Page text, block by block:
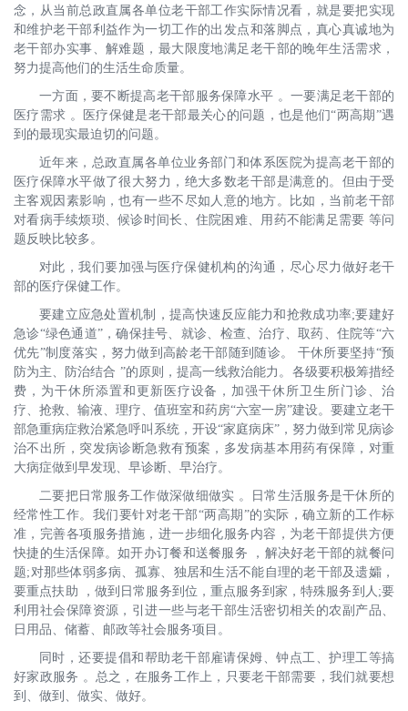
念，从当前总政直属各单位老干部工作实际情况看，就是要把实现
和维护老干部利益作为一切工作的出发点和落脚点，真心真诚地为
老干部办实事、解难题，最大限度地满足老干部的晚年生活需求，
努力提高他们的生活生命质量。
一方面，要不断提高老干部服务保障水平 。一要满足老干部的
医疗需求 。医疗保健是老干部最关心的问题，也是他们“两高期”遇
到的最现实最迫切的问题。
近年来，总政直属各单位业务部门和体系医院为提高老干部的
医疗保障水平做了很大努力，绝大多数老干部是满意的。但由于受
主客观因素影响，也有一些不尽如人意的地方。比如，当前老干部
对看病手续烦琐、候诊时间长、住院困难、用药不能满足需要 等问
题反映比较多。
对此，我们要加强与医疗保健机构的沟通，尽心尽力做好老干
部的医疗保健工作。
要建立应急处置机制，提高快速反应能力和抢救成功率;要建好
急诊“绿色通道”，确保挂号、就诊、检查、治疗、取药、住院等“六
优先”制度落实，努力做到高龄老干部随到随诊。 干休所要坚持“预
防为主、防治结合 ”的原则，提高一线救治能力。各级要积极筹措经
费，为干休所添置和更新医疗设备，加强干休所卫生所门诊、治
疗、抢救、输液、理疗、值班室和药房“六室一房”建设。要建立老干
部急重病症救治紧急呼叫系统，开设“家庭病床”，努力做到常见病诊
治不出所，突发病诊断急救有预案，多发病基本用药有保障，对重
大病症做到早发现、早诊断、早治疗。
二要把日常服务工作做深做细做实 。日常生活服务是干休所的
经常性工作。我们要针对老干部“两高期”的实际，确立新的工作标
准，完善各项服务措施，进一步细化服务内容，为老干部提供方便
快捷的生活保障。如开办订餐和送餐服务 ，解决好老干部的就餐问
题;对那些体弱多病、孤寡、独居和生活不能自理的老干部及遗孀，
要重点扶助 ，做到日常服务到位，重点服务到家，特殊服务到人;要
利用社会保障资源，引进一些与老干部生活密切相关的农副产品、
日用品、储蓄、邮政等社会服务项目。
同时，还要提倡和帮助老干部雇请保姆、钟点工、护理工等搞
好家政服务 。总之，在服务工作上，只要老干部需要，我们就要想
到、做到、做实、做好。